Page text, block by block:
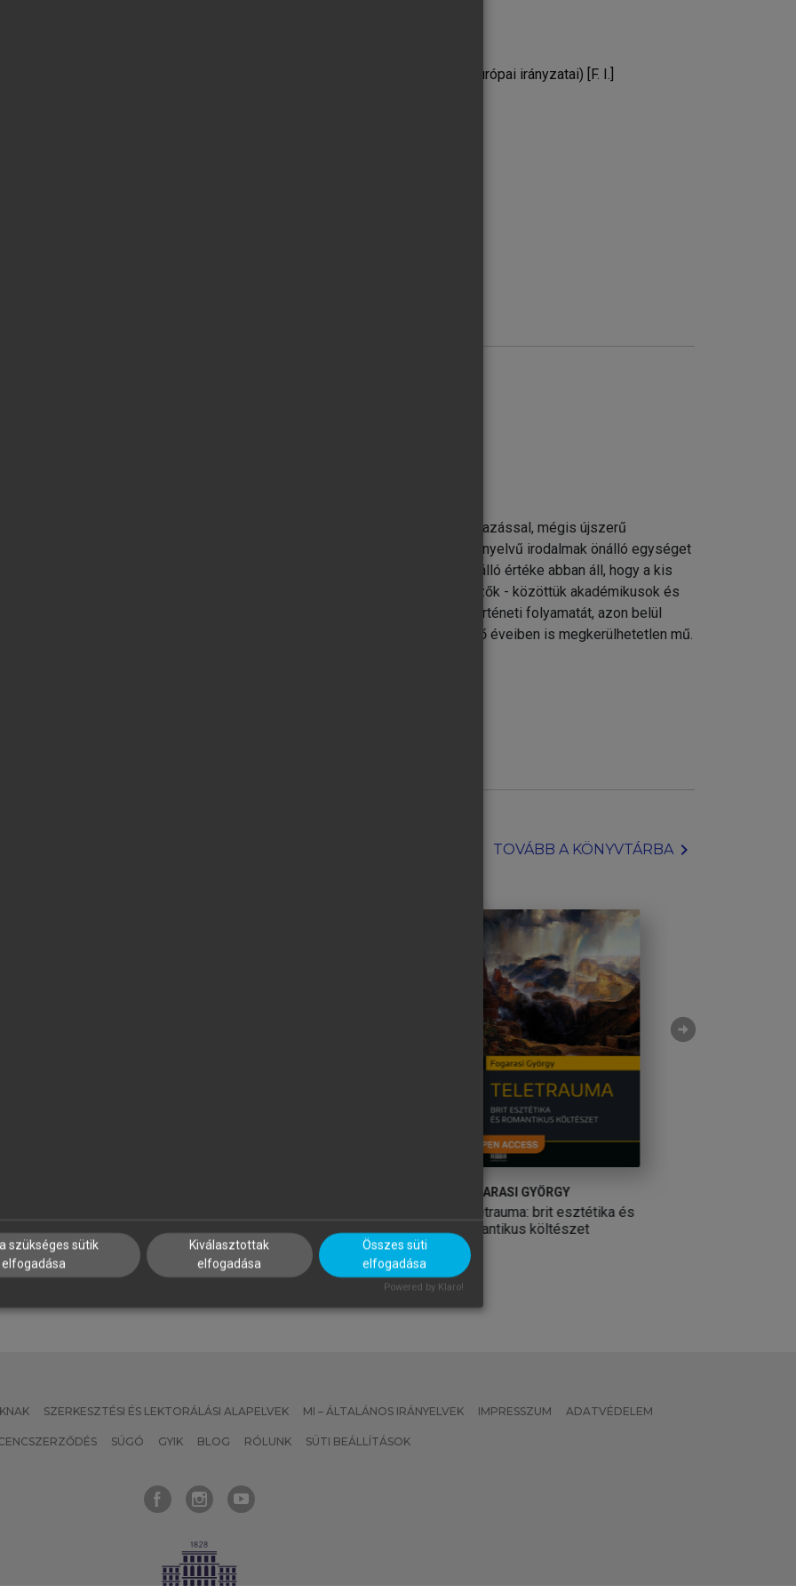
7.1. A Monarchia-irodalom változatai (a századfordulós modernség közép-európai irányzatai) [F. I.]
vállalkozik, mindezt egységes folyamban, közérthető fogalmazással, mégis újszerű
posztmodernig követi az írásokat. A fő fejezeteken belül a különböző nyelvű irodalmak önálló egységet
a világirodalom egysége és harmóniája. A könyv eredetisége és egyedülálló értéke abban áll, hogy a kis
ismerő specialista jól összehangolt együttműködésével jött létre. A szerzők - közöttük akadémikusok és
módon, változatos megközelítésben tárják az olvasó elé a világirodalom történeti folyamatát, azon belül
a középiskolai tanulmányok lezárásához, hanem a felsőfokú képzés első éveiben is megkerülhetetlen mű.
a második kiadása is megjelent.
TOVÁBB A KÖNYVTÁRBAchevron_right
FOGARASI GYÖRGY
Teletrauma: brit esztétika és
romantikus költészet
arrow_circle_right
SZERKESZTÉSI ÉS LEKTORÁLÁSI ALAPELVEK MI – ÁLTALÁNOS IRÁNYELVEK IMPRESSZUM ADATVÉDELEM
SÚGÓ GYIK BLOG RÓLUNK SÜTI BEÁLLÍTÁSOK
szükséges sütik
elfogadása
Kiválasztottak
elfogadása
Összes süti
elfogadása
Powered by Klaro!